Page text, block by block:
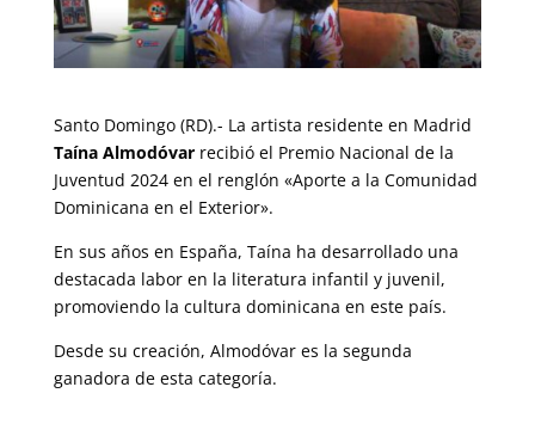
Santo Domingo (RD).- La artista residente en Madrid
Taína Almodóvarrecibió el Premio Nacional de la
Juventud 2024 en el renglón «Aporte a la Comunidad
Dominicana en el Exterior».
En sus años en España, Taína ha desarrollado una
destacada labor en la literatura infantil y juvenil,
promoviendo la cultura dominicana en este país.
Desde su creación, Almodóvar es la segunda
ganadora de esta categoría.